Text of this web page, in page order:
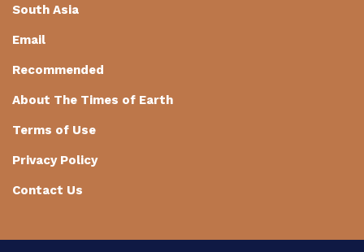
South Asia
Email
Recommended
About The Times of Earth
Terms of Use
Privacy Policy
Contact Us